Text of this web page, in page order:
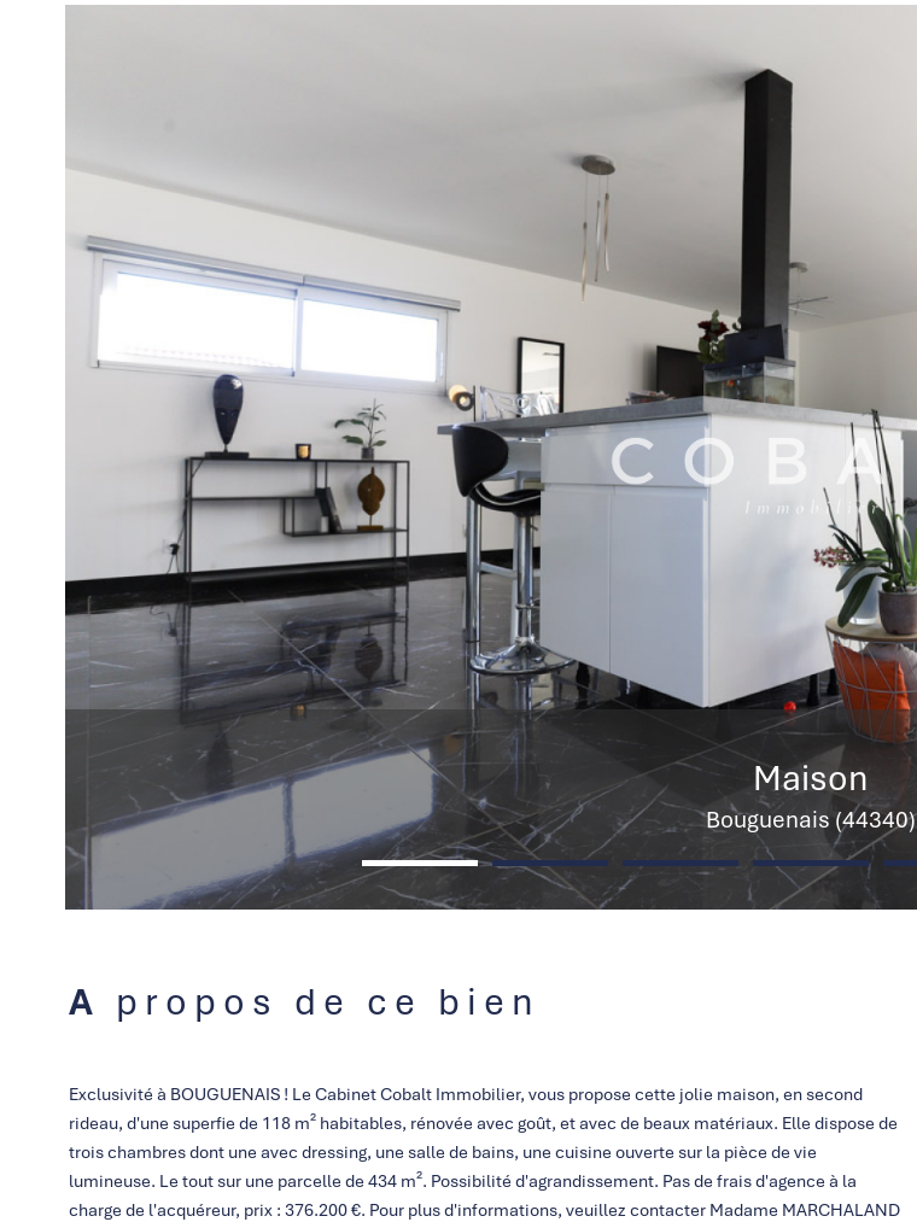
Maison
Bouguenais (44340)
A propos de ce bien
Exclusivité à BOUGUENAIS ! Le Cabinet Cobalt Immobilier, vous propose cette jolie maison, en second
rideau, d'une superfie de 118 m² habitables, rénovée avec goût, et avec de beaux matériaux. Elle dispose de
trois chambres dont une avec dressing, une salle de bains, une cuisine ouverte sur la pièce de vie
lumineuse. Le tout sur une parcelle de 434 m². Possibilité d'agrandissement. Pas de frais d'agence à la
charge de l'acquéreur, prix : 376.200 €. Pour plus d'informations, veuillez contacter Madame MARCHALAND